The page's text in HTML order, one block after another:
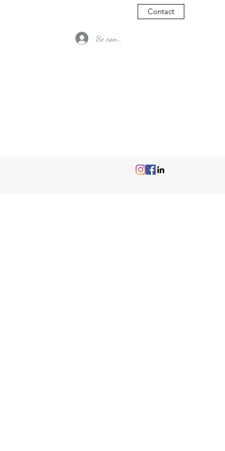
Contact
Se connecter